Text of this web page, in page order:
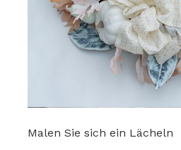
Malen Sie sich ein Lächeln